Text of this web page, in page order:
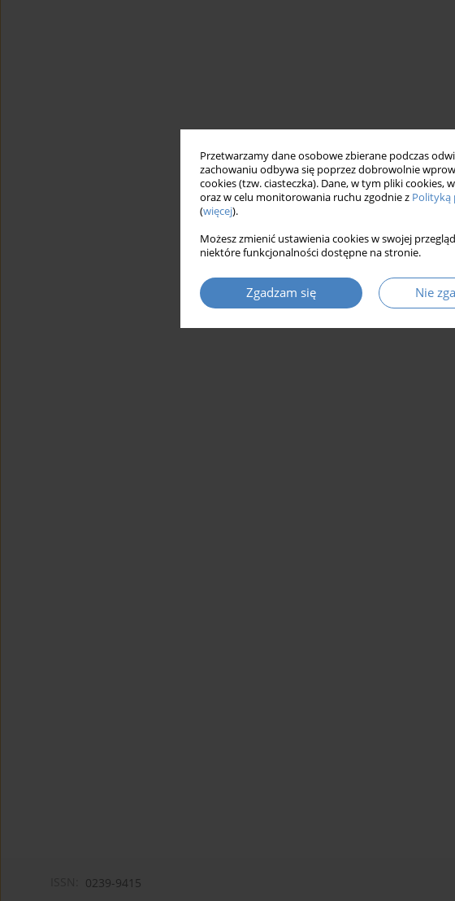
Przetwarzamy dane osobowe zbierane podczas
zachowaniu odbywa się poprzez dobrowolnie
cookies (tzw. ciasteczka). Dane, w tym pliki cookies,
oraz w celu monitorowania ruchu zgodnie z Polityką
(więcej).
Możesz zmienić ustawienia cookies w swojej
niektóre funkcjonalności dostępne na stronie.
Zgadzam się Nie
0239-9415